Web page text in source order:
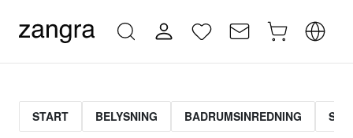
START BELYSNING BADRUMSINREDNING